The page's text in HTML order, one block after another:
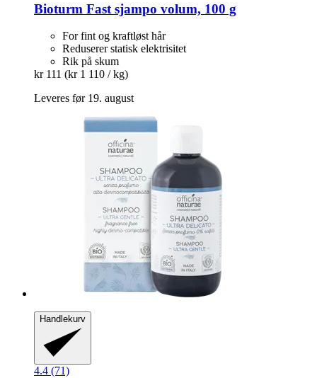
Bioturm Fast sjampo volum, 100 g
For fint og kraftløst hår
Reduserer statisk elektrisitet
Rik på skum
kr 111 (kr 1 110 / kg)
Leveres før 19. august
Handlekurv
4.4 (71)